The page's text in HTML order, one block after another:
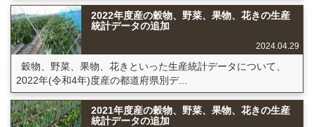
2022年度産の穀物、野菜、果物、花きの生産
統計データの追加
2024.04.29
穀物、野菜、果物、花きといった生産統計データについて、
2022年(令和4年)度産の都道府県別デ...
2021年度産の穀物、野菜、果物、花きの生産
統計データの追加